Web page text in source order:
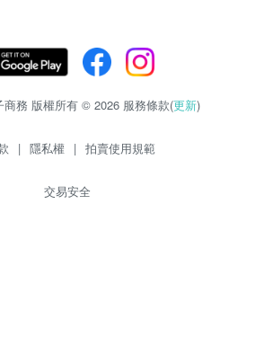
商務 版權所有 © 2026 服務條款(更新)
| 隱私權 | 拍賣使用規範
交易安全